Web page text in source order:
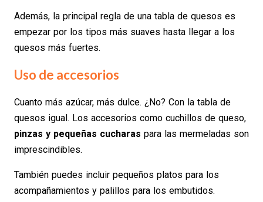
Además, la principal regla de una tabla de quesos es
empezar por los tipos más suaves hasta llegar a los
quesos más fuertes.
Uso de accesorios
Cuanto más azúcar, más dulce. ¿No? Con la tabla de
quesos igual. Los accesorios como cuchillos de queso,
pinzas y pequeñas cucharas para las mermeladas son
imprescindibles.
También puedes incluir pequeños platos para los
acompañamientos y palillos para los embutidos.